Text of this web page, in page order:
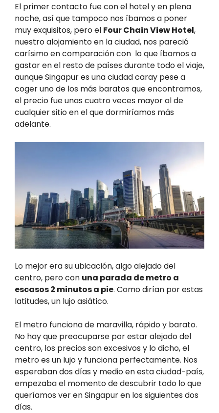
El primer contacto fue con el hotel y en plena
noche, así que tampoco nos íbamos a poner
muy exquisitos, pero el Four Chain View Hotel,
nuestro alojamiento en la ciudad, nos pareció
carísimo en comparación con lo que íbamos a
gastar en el resto de países durante todo el viaje,
aunque Singapur es una ciudad caray pese a
coger uno de los más baratos que encontramos,
el precio fue unas cuatro veces mayor al de
cualquier sitio en el que dormiríamos más
adelante.
Lo mejor era su ubicación, algo alejado del
centro, pero con una parada de metro a
escasos 2 minutos a pie. Como dirían por estas
latitudes, un lujo asiático.
El metro funciona de maravilla, rápido y barato.
No hay que preocuparse por estar alejado del
centro, los precios son excesivos y lo dicho, el
metro es un lujo y funciona perfectamente. Nos
esperaban dos días y medio en esta ciudad-país,
empezaba el momento de descubrir todo lo que
queríamos ver en Singapur en los siguientes dos
días.